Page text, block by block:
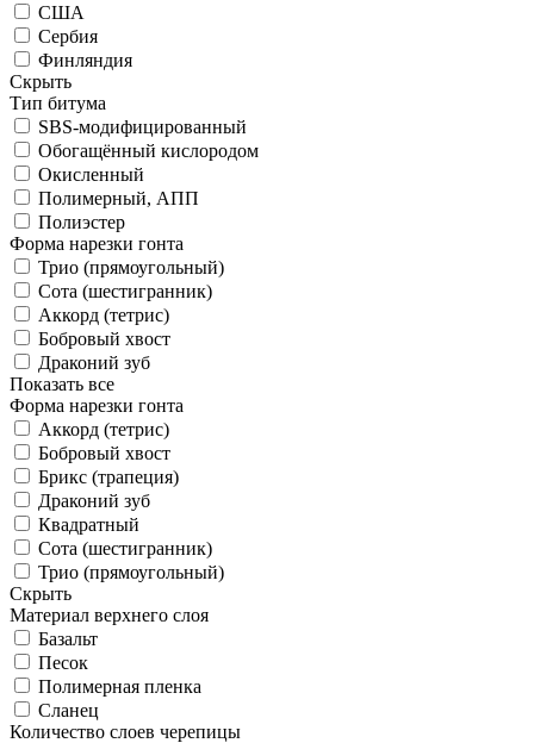
США
Сербия
Финляндия
Скрыть
Тип битума
SBS-модифицированный
Обогащённый кислородом
Окисленный
Полимерный, АПП
Полиэстер
Форма нарезки гонта
Трио (прямоугольный)
Сота (шестигранник)
Аккорд (тетрис)
Бобровый хвост
Драконий зуб
Показать все
Форма нарезки гонта
Аккорд (тетрис)
Бобровый хвост
Брикс (трапеция)
Драконий зуб
Квадратный
Сота (шестигранник)
Трио (прямоугольный)
Скрыть
Материал верхнего слоя
Базальт
Песок
Полимерная пленка
Сланец
Количество слоев черепицы